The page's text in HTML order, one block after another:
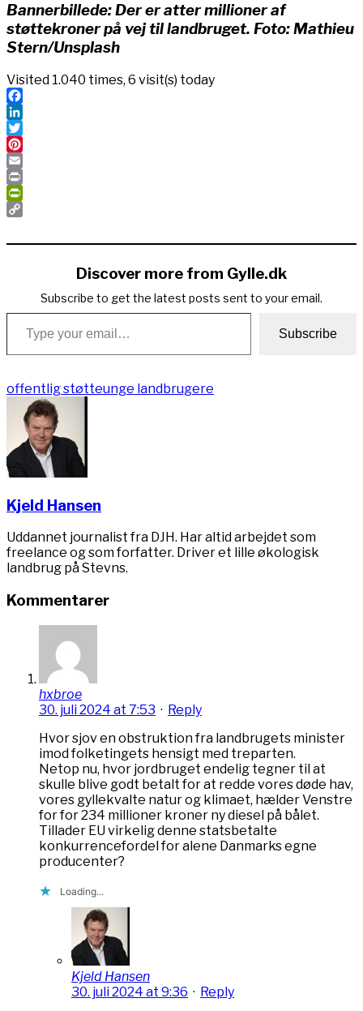
Bannerbillede: Der er atter millioner af
støttekroner på vej til landbruget. Foto: Mathieu
Stern/Unsplash
Visited 1.040 times, 6 visit(s) today
Facebook
LinkedIn
Twitter
Pinterest
Email
Print
PrintFriendly
Link
Discover more from Gylle.dk
Subscribe to get the latest posts sent to your email.
Type your email…
Subscribe
offentlig støtteunge landbrugere
Kjeld Hansen
Uddannet journalist fra DJH. Har altid arbejdet som
freelance og som forfatter. Driver et lille økologisk
landbrug på Stevns.
Kommentarer
hxbroe
30. juli 2024 at 7:53 · Reply
Hvor sjov en obstruktion fra landbrugets minister
imod folketingets hensigt med treparten.
Netop nu, hvor jordbruget endelig tegner til at
skulle blive godt betalt for at redde vores døde hav,
vores gyllekvalte natur og klimaet, hælder Venstre
for for 234 millioner kroner ny diesel på bålet.
Tillader EU virkelig denne statsbetalte
konkurrencefordel for alene Danmarks egne
producenter?
Loading...
Kjeld Hansen
30. juli 2024 at 9:36 · Reply